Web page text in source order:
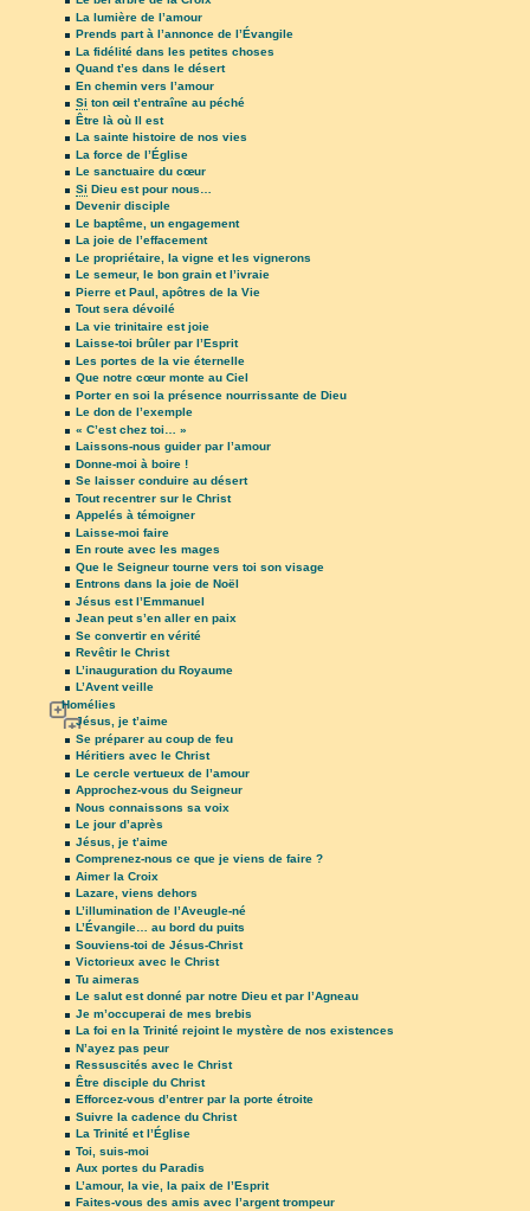
La lumière de l’amour
Prends part à l’annonce de l’Évangile
La fidélité dans les petites choses
Quand t’es dans le désert
En chemin vers l’amour
Si ton œil t’entraîne au péché
Être là où Il est
La sainte histoire de nos vies
La force de l’Église
Le sanctuaire du cœur
Si Dieu est pour nous…
Devenir disciple
Le baptême, un engagement
La joie de l’effacement
Le propriétaire, la vigne et les vignerons
Le semeur, le bon grain et l’ivraie
Pierre et Paul, apôtres de la Vie
Tout sera dévoilé
La vie trinitaire est joie
Laisse-toi brûler par l’Esprit
Les portes de la vie éternelle
Que notre cœur monte au Ciel
Porter en soi la présence nourrissante de Dieu
Le don de l’exemple
« C’est chez toi… »
Laissons-nous guider par l’amour
Donne-moi à boire !
Se laisser conduire au désert
Tout recentrer sur le Christ
Appelés à témoigner
Laisse-moi faire
En route avec les mages
Que le Seigneur tourne vers toi son visage
Entrons dans la joie de Noël
Jésus est l’Emmanuel
Jean peut s’en aller en paix
Se convertir en vérité
Revêtir le Christ
L’inauguration du Royaume
L’Avent veille
Homélies
Jésus, je t’aime
Se préparer au coup de feu
Héritiers avec le Christ
Le cercle vertueux de l’amour
Approchez-vous du Seigneur
Nous connaissons sa voix
Le jour d’après
Jésus, je t’aime
Comprenez-nous ce que je viens de faire ?
Aimer la Croix
Lazare, viens dehors
L’illumination de l’Aveugle-né
L’Évangile… au bord du puits
Souviens-toi de Jésus-Christ
Victorieux avec le Christ
Tu aimeras
Le salut est donné par notre Dieu et par l’Agneau
Je m’occuperai de mes brebis
La foi en la Trinité rejoint le mystère de nos existences
N’ayez pas peur
Ressuscités avec le Christ
Être disciple du Christ
Efforcez-vous d’entrer par la porte étroite
Suivre la cadence du Christ
La Trinité et l’Église
Toi, suis-moi
Aux portes du Paradis
L’amour, la vie, la paix de l’Esprit
Faites-vous des amis avec l’argent trompeur